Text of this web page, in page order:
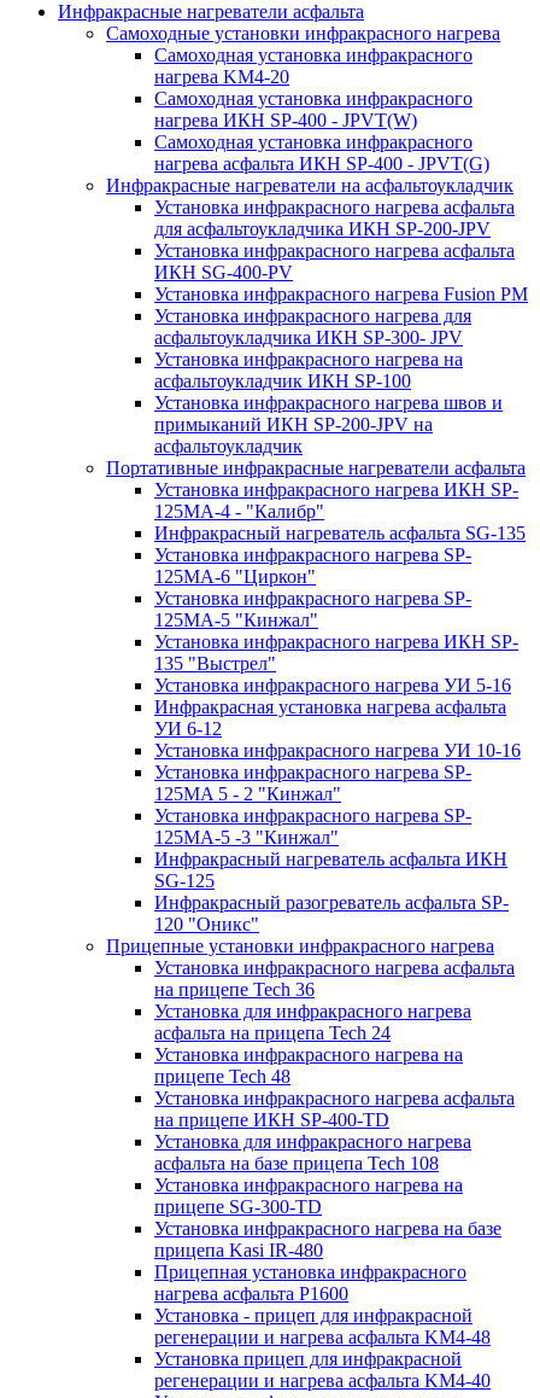
Инфракрасные нагреватели асфальта
Самоходные установки инфракрасного нагрева
Самоходная установка инфракрасного
нагрева KM4-20
Самоходная установка инфракрасного
нагрева ИКН SP-400 - JPVT(W)
Самоходная установка инфракрасного
нагрева асфальта ИКН SP-400 - JPVT(G)
Инфракрасные нагреватели на асфальтоукладчик
Установка инфракрасного нагрева асфальта
для асфальтоукладчика ИКН SP-200-JPV
Установка инфракрасного нагрева асфальта
ИКН SG-400-PV
Установка инфракрасного нагрева Fusion PM
Установка инфракрасного нагрева для
асфальтоукладчика ИКН SP-300- JPV
Установка инфракрасного нагрева на
асфальтоукладчик ИКН SP-100
Установка инфракрасного нагрева швов и
примыканий ИКН SP-200-JPV на
асфальтоукладчик
Портативные инфракрасные нагреватели асфальта
Установка инфракрасного нагрева ИКН SP-
125МA-4 - "Калибр"
Инфракрасный нагреватель асфальта SG-135
Установка инфракрасного нагрева SP-
125МA-6 "Циркон"
Установка инфракрасного нагрева SP-
125МA-5 "Кинжал"
Установка инфракрасного нагрева ИКН SP-
135 "Выстрел"
Установка инфракрасного нагрева УИ 5-16
Инфракрасная установка нагрева асфальта
УИ 6-12
Установка инфракрасного нагрева УИ 10-16
Установка инфракрасного нагрева SP-
125МA 5 - 2 "Кинжал"
Установка инфракрасного нагрева SP-
125МA-5 -3 "Кинжал"
Инфракрасный нагреватель асфальта ИКН
SG-125
Инфракрасный разогреватель асфальта SP-
120 "Оникс"
Прицепные установки инфракрасного нагрева
Установка инфракрасного нагрева асфальта
на прицепе Tech 36
Установка для инфракрасного нагрева
асфальта на прицепа Tech 24
Установка инфракрасного нагрева на
прицепе Tech 48
Установка инфракрасного нагрева асфальта
на прицепе ИКН SP-400-TD
Установка для инфракрасного нагрева
асфальта на базе прицепа Tech 108
Установка инфракрасного нагрева на
прицепе SG-300-TD
Установка инфракрасного нагрева на базе
прицепа Kasi IR-480
Прицепная установка инфракрасного
нагрева асфальта P1600
Установка - прицеп для инфракрасной
регенерации и нагрева асфальта KM4-48
Установка прицеп для инфракрасной
регенерации и нагрева асфальта KM4-40